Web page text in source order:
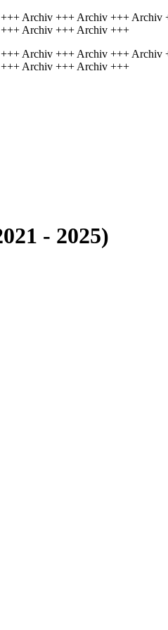
Archiv +++ Archiv +++
Archiv +++ Archiv +++
Archiv +++ Archiv +++
Archiv +++ Archiv +++
- 2025)